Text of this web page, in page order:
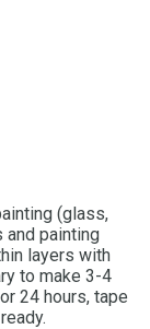
(glass,
and painting
layers with
to make 3-4
24 hours, tape